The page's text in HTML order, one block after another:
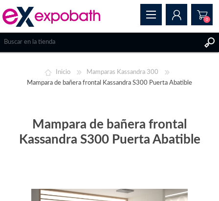
INICIAR SESIÓN
0
Inicio
Mamparas Kassandra 300
Mampara de bañera frontal Kassandra S300 Puerta Abatible
Mampara de bañera frontal
Kassandra S300 Puerta Abatible